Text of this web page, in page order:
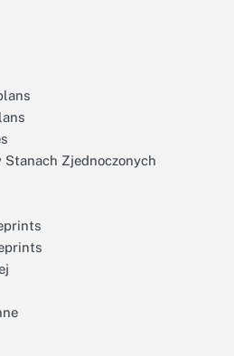
Stanach Zjednoczonych